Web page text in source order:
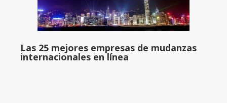
Las 25 mejores empresas de mudanzas
internacionales en línea